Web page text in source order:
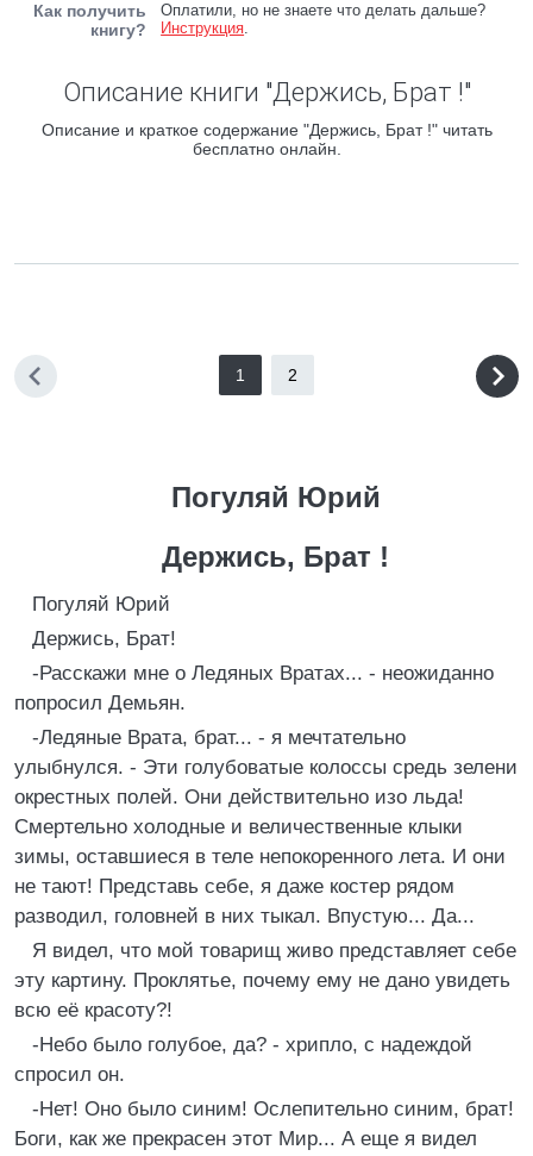
Как получить
книгу?
Оплатили, но не знаете что делать дальше?
Инструкция.
Описание книги "Держись, Брат !"
Описание и краткое содержание "Держись, Брат !" читать
бесплатно онлайн.
1 2
Погуляй Юрий
Держись, Брат !
Погуляй Юрий
Держись, Брат!
-Расскажи мне о Ледяных Вратах... - неожиданно
попросил Демьян.
-Ледяные Врата, брат... - я мечтательно
улыбнулся. - Эти голубоватые колоссы средь зелени
окрестных полей. Они действительно изо льда!
Смертельно холодные и величественные клыки
зимы, оставшиеся в теле непокоренного лета. И они
не тают! Представь себе, я даже костер рядом
разводил, головней в них тыкал. Впустую... Да...
Я видел, что мой товарищ живо представляет себе
эту картину. Проклятье, почему ему не дано увидеть
всю её красоту?!
-Небо было голубое, да? - хрипло, с надеждой
спросил он.
-Нет! Оно было синим! Ослепительно синим, брат!
Боги, как же прекрасен этот Мир... А еще я видел